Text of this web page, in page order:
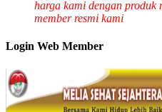
harga kami dengan produk
member resmi kami
Login Web Member